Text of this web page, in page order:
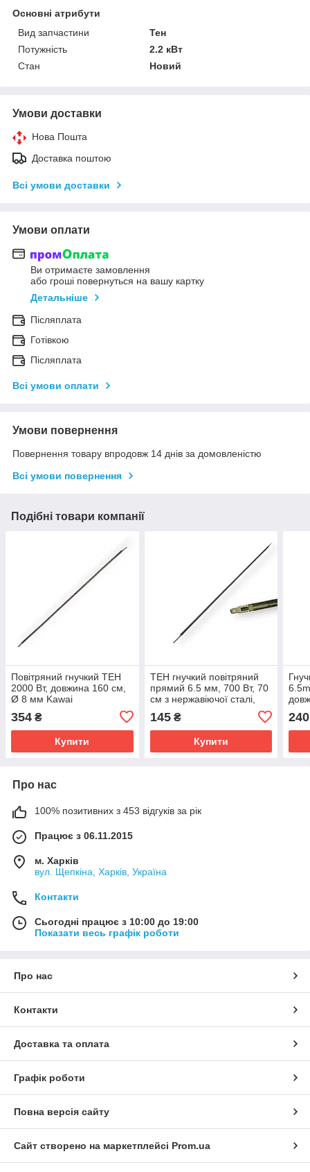
Основні атрибути
Вид запчастини
Тен
Потужність
2.2 кВт
Стан
Новий
Умови доставки
Нова Пошта
Доставка поштою
Всі умови доставки
Умови оплати
Ви отримаєте замовлення
або гроші повернуться на вашу картку
Детальніше
Післяплата
Готівкою
Післяплата
Всі умови оплати
Умови повернення
Повернення товару впродовж 14 днів за домовленістю
Всі умови повернення
Подібні товари компанії
Повітряний гнучкий ТЕН
2000 Вт, довжина 160 см,
Ø 8 мм Kawai
354 ₴
Купити
ТЕН гнучкий повітряний
прямий 6.5 мм, 700 Вт, 70
см з нержавіючої сталі,
145₴
Купити
240
Про нас
100% позитивних з 453 відгуків за рік
Працює з 06.11.2015
м. Харків
вул. Щепкіна, Харків, Україна
Контакти
Сьогодні працює з 10:00 до 19:00
Показати весь графік роботи
Про нас
Контакти
Доставка та оплата
Графік роботи
Повна версія сайту
Сайт створено на маркетплейсі Prom.ua